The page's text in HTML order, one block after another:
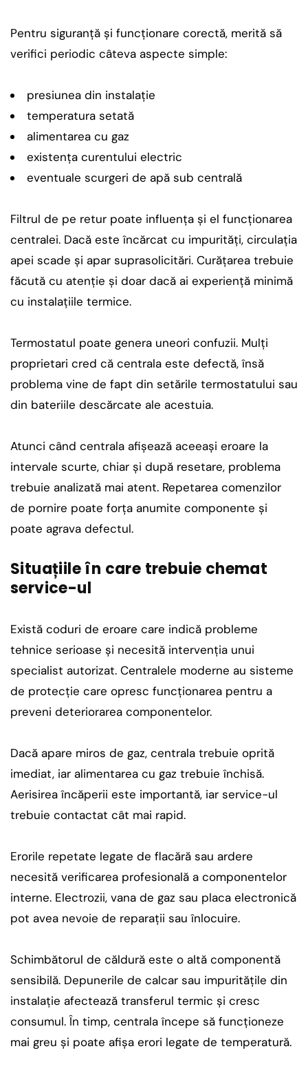
Pentru siguranță și funcționare corectă, merită să
verifici periodic câteva aspecte simple:
presiunea din instalație
temperatura setată
alimentarea cu gaz
existența curentului electric
eventuale scurgeri de apă sub centrală
Filtrul de pe retur poate influența și el funcționarea
centralei. Dacă este încărcat cu impurități, circulația
apei scade și apar suprasolicitări. Curățarea trebuie
făcută cu atenție și doar dacă ai experiență minimă
cu instalațiile termice.
Termostatul poate genera uneori confuzii. Mulți
proprietari cred că centrala este defectă, însă
problema vine de fapt din setările termostatului sau
din bateriile descărcate ale acestuia.
Atunci când centrala afișează aceeași eroare la
intervale scurte, chiar și după resetare, problema
trebuie analizată mai atent. Repetarea comenzilor
de pornire poate forța anumite componente și
poate agrava defectul.
Situațiile în care trebuie chemat
service-ul
Există coduri de eroare care indică probleme
tehnice serioase și necesită intervenția unui
specialist autorizat. Centralele moderne au sisteme
de protecție care opresc funcționarea pentru a
preveni deteriorarea componentelor.
Dacă apare miros de gaz, centrala trebuie oprită
imediat, iar alimentarea cu gaz trebuie închisă.
Aerisirea încăperii este importantă, iar service-ul
trebuie contactat cât mai rapid.
Erorile repetate legate de flacără sau ardere
necesită verificarea profesională a componentelor
interne. Electrozii, vana de gaz sau placa electronică
pot avea nevoie de reparații sau înlocuire.
Schimbătorul de căldură este o altă componentă
sensibilă. Depunerile de calcar sau impuritățile din
instalație afectează transferul termic și cresc
consumul. În timp, centrala începe să funcționeze
mai greu și poate afișa erori legate de temperatură.